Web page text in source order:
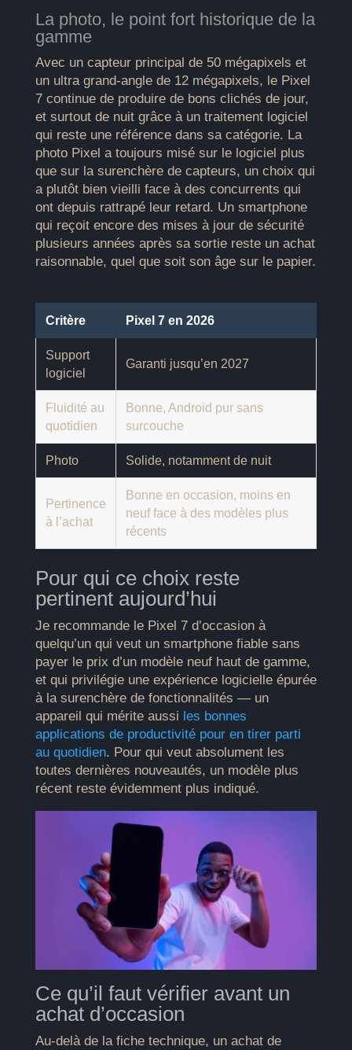
La photo, le point fort historique de la
gamme
Avec un capteur principal de 50 mégapixels et
un ultra grand-angle de 12 mégapixels, le Pixel
7 continue de produire de bons clichés de jour,
et surtout de nuit grâce à un traitement logiciel
qui reste une référence dans sa catégorie. La
photo Pixel a toujours misé sur le logiciel plus
que sur la surenchère de capteurs, un choix qui
a plutôt bien vieilli face à des concurrents qui
ont depuis rattrapé leur retard. Un smartphone
qui reçoit encore des mises à jour de sécurité
plusieurs années après sa sortie reste un achat
raisonnable, quel que soit son âge sur le papier.
Critère Pixel 7 en 2026
Support
logiciel
Garanti jusqu’en 2027
Fluidité au
quotidien
Bonne, Android pur sans
surcouche
Photo Solide, notamment de nuit
Pertinence
à l’achat
Bonne en occasion, moins en
neuf face à des modèles plus
récents
Pour qui ce choix reste
pertinent aujourd’hui
Je recommande le Pixel 7 d’occasion à
quelqu’un qui veut un smartphone fiable sans
payer le prix d’un modèle neuf haut de gamme,
et qui privilégie une expérience logicielle épurée
à la surenchère de fonctionnalités — un
appareil qui mérite aussi les bonnes
applications de productivité pour en tirer parti
au quotidien. Pour qui veut absolument les
toutes dernières nouveautés, un modèle plus
récent reste évidemment plus indiqué.
Ce qu’il faut vérifier avant un
achat d’occasion
Au-delà de la fiche technique, un achat de